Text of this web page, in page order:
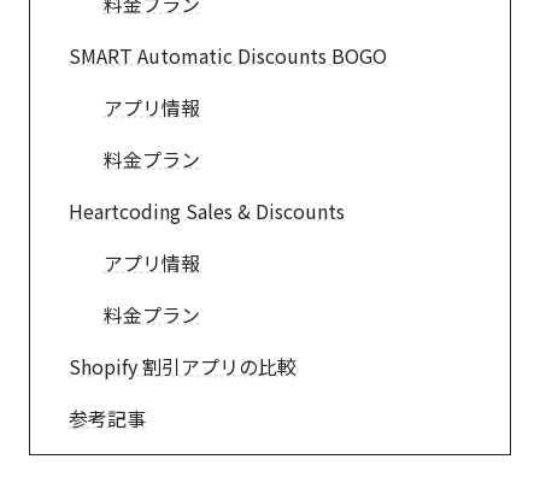
SMART Automatic Discounts BOGO
アプリ情報
料金プラン
Heartcoding Sales & Discounts
アプリ情報
料金プラン
Shopify 割引アプリの比較
参考記事